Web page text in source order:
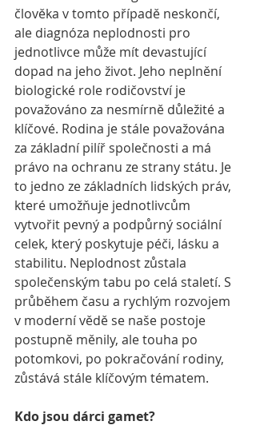
člověka v tomto případě neskončí,
ale diagnóza neplodnosti pro
jednotlivce může mít devastující
dopad na jeho život. Jeho neplnění
biologické role rodičovství je
považováno za nesmírně důležité a
klíčové. Rodina je stále považována
za základní pilíř společnosti a má
právo na ochranu ze strany státu. Je
to jedno ze základních lidských práv,
které umožňuje jednotlivcům
vytvořit pevný a podpůrný sociální
celek, který poskytuje péči, lásku a
stabilitu. Neplodnost zůstala
společenským tabu po celá staletí. S
průběhem času a rychlým rozvojem
v moderní vědě se naše postoje
postupně měnily, ale touha po
potomkovi, po pokračování rodiny,
zůstává stále klíčovým tématem.
Kdo jsou dárci gamet?